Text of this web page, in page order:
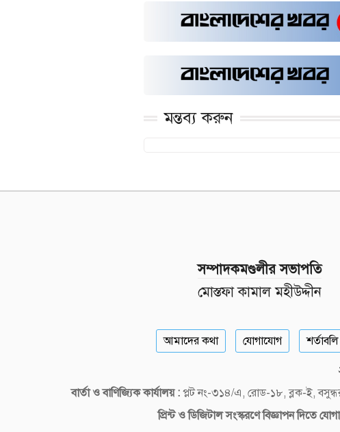
মন্তব্য করুন
সম্পাদকমণ্ডলীর সভাপতি
মোস্তফা কামাল মহীউদ্দীন
আমাদের কথা যোগাযোগ
বার্তা ও বাণিজ্যিক কার্যালয় : প্লট নং-৩১৪/এ, রোড-১৮, ব্লক-ই,
প্রিন্ট ও ডিজিটালসংস্করণে বিজ্ঞাপন দিতে